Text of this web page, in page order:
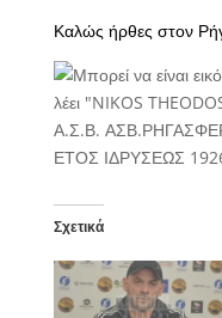
Καλώς ήρθες στον
Σχετικά